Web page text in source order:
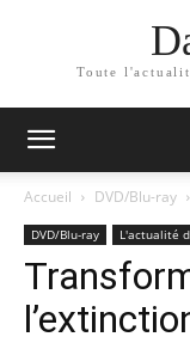
Toute
Accueil DVD/Blu-ray
DVD/Blu-ray L'actualité